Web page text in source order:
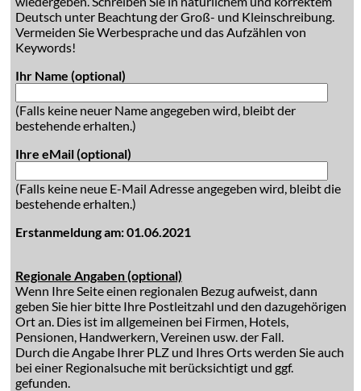
Deutsch unter Beachtung der Groß- und Kleinschreibung.
Vermeiden Sie Werbesprache und das Aufzählen von
Keywords!
Ihr Name (optional)
(Falls keine neuer Name angegeben wird, bleibt der
bestehende erhalten.)
Ihre eMail (optional)
(Falls keine neue E-Mail Adresse angegeben wird, bleibt die
bestehende erhalten.)
Erstanmeldung am: 01.06.2021
Regionale Angaben (optional)
Wenn Ihre Seite einen regionalen Bezug aufweist, dann
geben Sie hier bitte Ihre Postleitzahl und den dazugehörigen
Ort an. Dies ist im allgemeinen bei Firmen, Hotels,
Pensionen, Handwerkern, Vereinen usw. der Fall.
Durch die Angabe Ihrer PLZ und Ihres Orts werden Sie auch
bei einer Regionalsuche mit berücksichtigt und ggf.
gefunden.